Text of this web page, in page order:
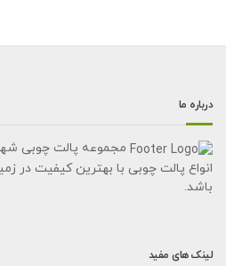
درباره ما
مجموعه پالت چوبی
انواع پالت چوبی با بهترین کیفیت در
باشد.
لینک های مفید